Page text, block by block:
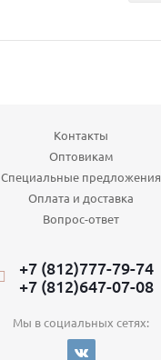
Контакты
Оптовикам
Специальные предложения
Оплата и доставка
Вопрос-ответ
+7 (812)777-79-74
+7 (812)647-07-08
Мы в социальных сетях: